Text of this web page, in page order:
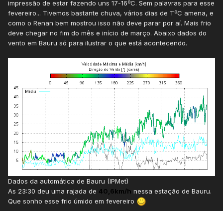
impressão de estar fazendo uns 17-16ºC. Sem palavras para esse
fevereiro... Tivemos bastante chuva, vários dias de TºC amena, e
como o Renan bem mostrou isso não deve parar por aí. Mais frio
deve chegar no fim do mês e início de março. Abaixo dados do
vento em Bauru só para ilustrar o que está acontecendo.
Dados da automática de Bauru (IPMet)
As 23:30 deu uma rajada de 40,6km/h nessa estação de Bauru.
Que sonho esse frio úmido em fevereiro